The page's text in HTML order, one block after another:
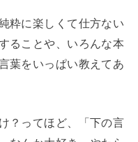
粋に楽しくて仕方ない
ることや、いろんな本
葉をいっぱい教えてあ
？ってほど、「下の言